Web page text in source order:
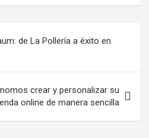
de La Pollería a éxito en
crear y personalizar su
online de manera sencilla